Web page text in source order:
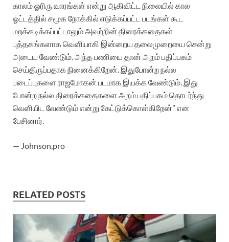
காலம் ஓரிரு வாரங்கள் என்று ஆகிவிட்ட நிலையில் கால
ஓட்டத்தில் சமூக நோக்கில் எடுக்கப்பட்ட படங்கள் கூட
மறக்கடிக்கப்பட்டாலும் அவற்றின் திரைக்கதைகள்
புத்தகங்களாக வெளியாகி இன்றைய தலைமுறையை சென்று
அடைய வேண்டும். அந்த பணியை தான் அறம் பதிப்பகம்
செய்திருப்பதாக நினைக்கிறேன். இதுபோன்ற நல்ல
படைப்புகளை ராஜமோகன் படமாக இயக்க வேண்டும். இது
போன்ற நல்ல திரைக்கதைகளை அறம் பதிப்பகம் தொடர்ந்து
வெளியிட வேண்டும் என்று கேட்டுக்கொள்கிறேன்” என
பேசினார்.
— Johnson,pro
RELATED POSTS